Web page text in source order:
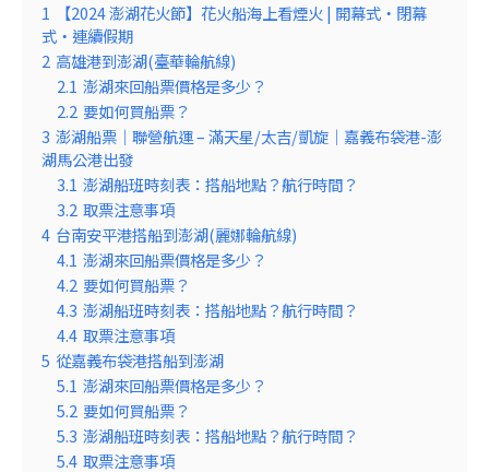
1
【2024 澎湖花火節】花火船海上看煙火 | 開幕式・閉幕
式・連續假期
2 高雄港到澎湖(臺華輪航線)
2.1 澎湖來回船票價格是多少？
2.2 要如何買船票？
3 澎湖船票｜聯營航運 – 滿天星/太吉/凱旋｜嘉義布袋港-澎
湖馬公港出發
3.1 澎湖船班時刻表：搭船地點？航行時間？
3.2 取票注意事項
4 台南安平港搭船到澎湖(麗娜輪航線)
4.1 澎湖來回船票價格是多少？
4.2 要如何買船票？
4.3 澎湖船班時刻表：搭船地點？航行時間？
4.4 取票注意事項
5 從嘉義布袋港搭船到澎湖
5.1 澎湖來回船票價格是多少？
5.2 要如何買船票？
5.3 澎湖船班時刻表：搭船地點？航行時間？
5.4 取票注意事項